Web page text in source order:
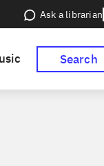
Ask a librarian
Search